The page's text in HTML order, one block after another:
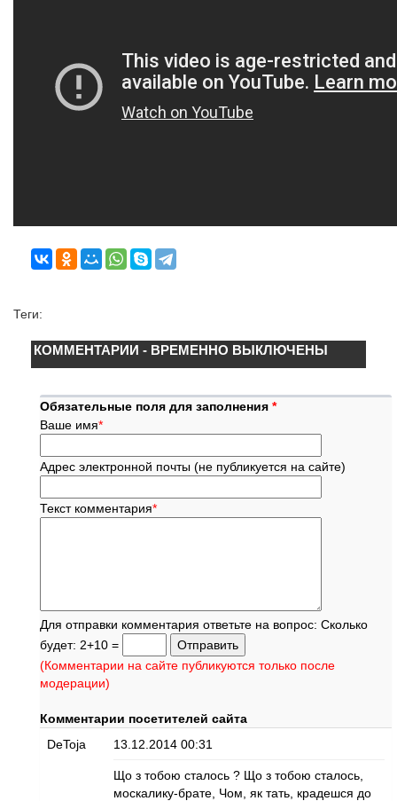
Теги:
КОММЕНТАРИИ - ВРЕМЕННО ВЫКЛЮЧЕНЫ
Обязательные поля для заполнения *
Ваше имя*
Адрес электронной почты (не публикуется на сайте)
Текст комментария*
Для отправки комментария ответьте на вопрос: Сколько
будет: 2+10 =
(Комментарии на сайте публикуются только после
модерации)
Комментарии посетителей сайта
DeToja
13.12.2014 00:31
Що з тобою сталось ? Що з тобою сталось,
москалику-брате, Чом, як тать, крадешся до